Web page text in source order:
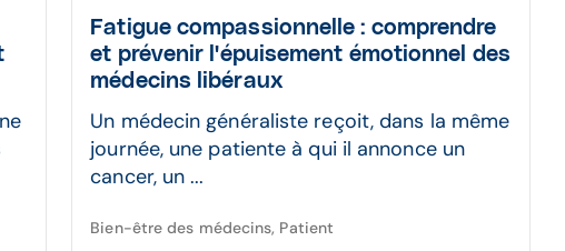
Fatigue compassionnelle : comprendre
et prévenir l'épuisement émotionnel des
médecins libéraux
Un médecin généraliste reçoit, dans la même
journée, une patiente à qui il annonce un
cancer, un ...
Bien-être des médecins, Patient